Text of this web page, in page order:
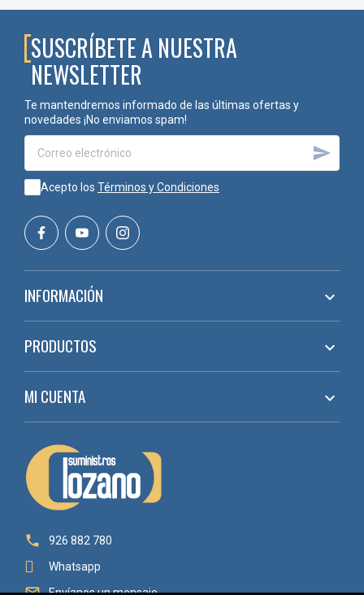
SUSCRÍBETE A NUESTRA
NEWSLETTER
Te mantendremos informado de las últimas ofertas y
novedades ¡No enviamos spam!

Acepto los Términos y Condiciones
INFORMACIÓN 
PRODUCTOS 
MI CUENTA 

926 882 780
Whatsapp